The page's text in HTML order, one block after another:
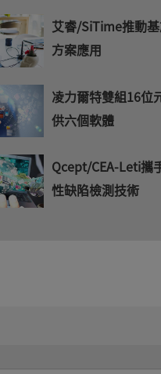
艾睿/SiTime推動
方案應用
凌力爾特雙組16位
供六個軟體
Qcept/CEA-Leti攜
性缺陷檢測技術